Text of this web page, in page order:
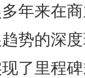
年来在
势的深
了里程